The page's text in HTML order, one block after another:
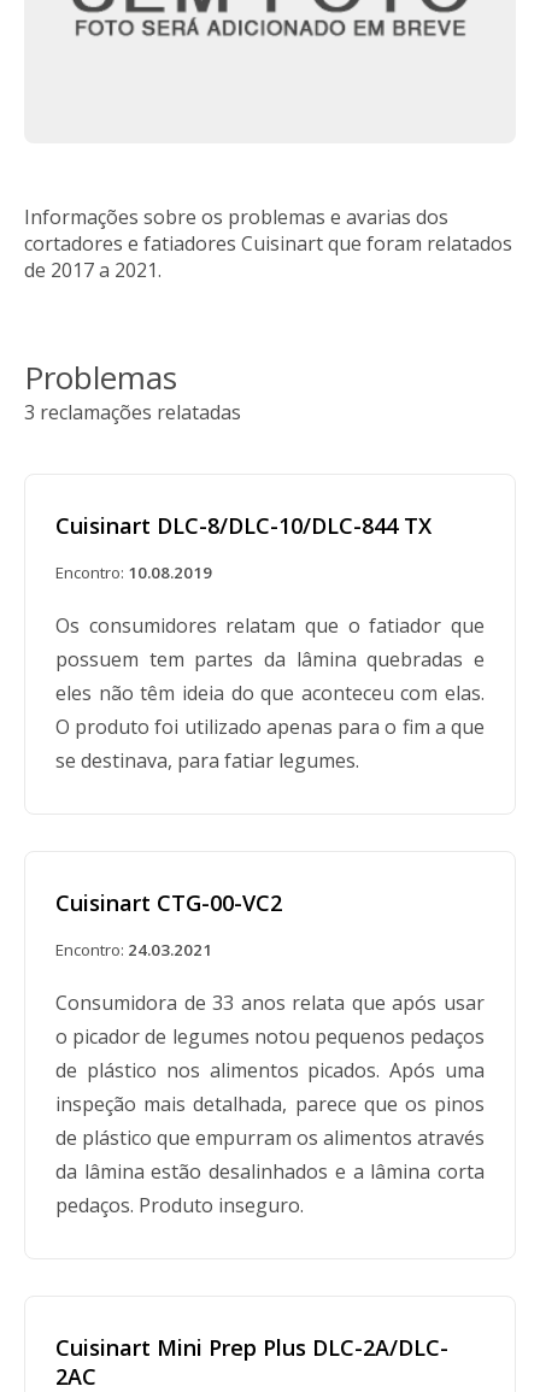
Informações sobre os problemas e avarias dos
cortadores e fatiadores Cuisinart que foram relatados
de 2017 a 2021.
Problemas
3 reclamações relatadas
Cuisinart DLC-8/DLC-10/DLC-844 TX
Encontro: 10.08.2019
Os consumidores relatam que o fatiador que
possuem tem partes da lâmina quebradas e
eles não têm ideia do que aconteceu com elas.
O produto foi utilizado apenas para o fim a que
se destinava, para fatiar legumes.
Cuisinart CTG-00-VC2
Encontro: 24.03.2021
Consumidora de 33 anos relata que após usar
o picador de legumes notou pequenos pedaços
de plástico nos alimentos picados. Após uma
inspeção mais detalhada, parece que os pinos
de plástico que empurram os alimentos através
da lâmina estão desalinhados e a lâmina corta
pedaços. Produto inseguro.
Cuisinart Mini Prep Plus DLC-2A/DLC-
2AC